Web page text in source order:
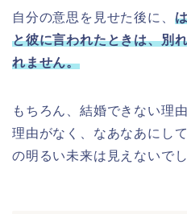
自分の意思を見せた後に、
と彼に言われたときは、別
れません。
もちろん、結婚できない理
理由がなく、なあなあにし
の明るい未来は見えないでし